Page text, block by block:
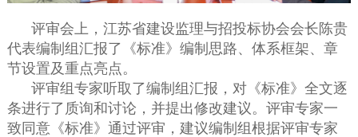
评审会上，江苏省建设监理与招投标协会会长陈贵
代表编制组汇报了《标准》编制思路、体系框架、章
节设置及重点亮点。
评审组专家听取了编制组汇报，对《标准》全文逐
条进行了质询和讨论，并提出修改建议。评审专家一
致同意《标准》通过评审，建议编制组根据评审专家